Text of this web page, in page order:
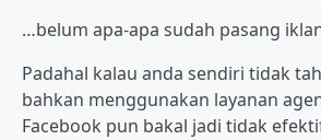
…belum apa-apa sudah pasang
Padahal kalau anda sendiri tidak
bahkan menggunakan layanan
Facebook pun bakal jadi tidak